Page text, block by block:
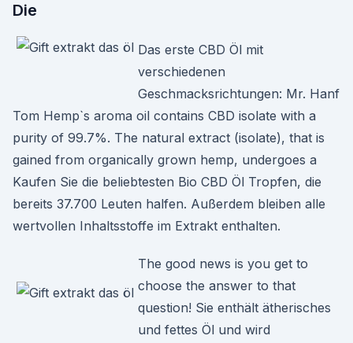
Die
Das erste CBD Öl mit
verschiedenen
Geschmacksrichtungen: Mr. Hanf
Tom Hemp`s aroma oil contains CBD isolate with a
purity of 99.7%. The natural extract (isolate), that is
gained from organically grown hemp, undergoes a
Kaufen Sie die beliebtesten Bio CBD Öl Tropfen, die
bereits 37.700 Leuten halfen. Außerdem bleiben alle
wertvollen Inhaltsstoffe im Extrakt enthalten.
The good news is you get to
choose the answer to that
question! Sie enthält ätherisches
und fettes Öl und wird